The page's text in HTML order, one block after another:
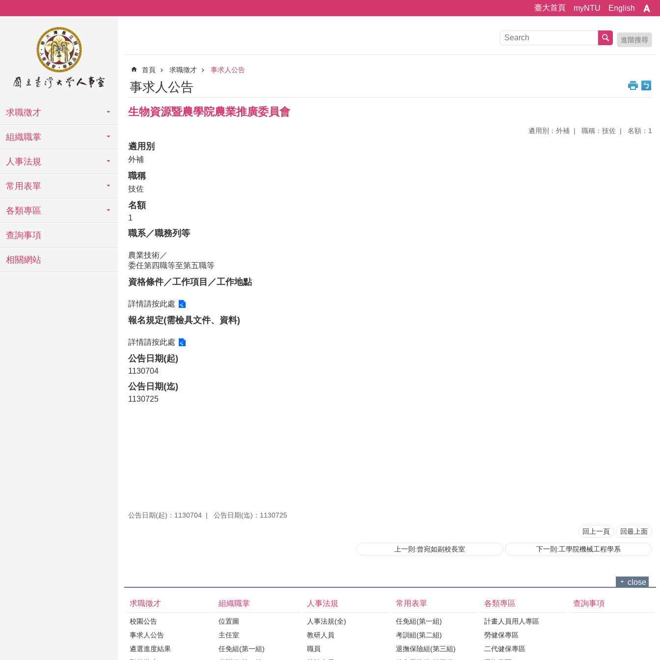
臺大首頁 myNTU English
求職徵才
組織職掌
人事法規
常用表單
各類專區
查詢事項
相關網站
進階搜尋
首頁 求職徵才 事求人公告
事求人公告
生物資源暨農學院農業推廣委員會
遴用別：外補 職稱：技佐 名額：1
遴用別
外補
職稱
技佐
名額
1
職系／職務列等
農業技術／
委任第四職等至第五職等
資格條件／工作項目／工作地點
詳情請按此處
報名規定(需檢具文件、資料)
詳情請按此處
公告日期(起)
1130704
公告日期(迄)
1130725
公告日期(起)：1130704 公告日期(迄)：1130725
回上一頁 回最上面
上一則:曾宛如副校長室 下一則:工學院機械工程學系
close
求職徵才
校園公告
事求人公告
遴選進度結果
組織職掌
位置圖
主任室
任免組(第一組)
人事法規
人事法規(全)
教研人員
職員
常用表單
任免組(第一組)
考訓組(第二組)
退撫保險組(第三組)
各類專區
計畫人員用人專區
勞健保專區
二代健保專區
查詢事項